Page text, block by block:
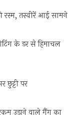
रस्म, तस्वीरें आई सामने
के डर से हिमाचल
छुट्टी पर